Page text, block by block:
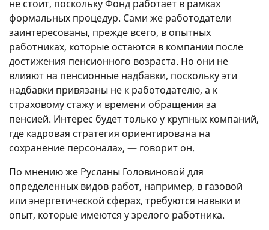
не стоит, поскольку Фонд работает в рамках
формальных процедур. Сами же работодатели
заинтересованы, прежде всего, в опытных
работниках, которые остаются в компании после
достижения пенсионного возраста. Но они не
влияют на пенсионные надбавки, поскольку эти
надбавки привязаны не к работодателю, а к
страховому стажу и времени обращения за
пенсией. Интерес будет только у крупных компаний,
где кадровая стратегия ориентирована на
сохранение персонала», — говорит он.
По мнению же Русланы Головиновой для
определенных видов работ, например, в газовой
или энергетической сферах, требуются навыки и
опыт, которые имеются у зрелого работника.